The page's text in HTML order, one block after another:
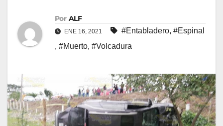
Por ALF
ENE 16, 2021 #Entabladero, #Espinal
, #Muerto, #Volcadura